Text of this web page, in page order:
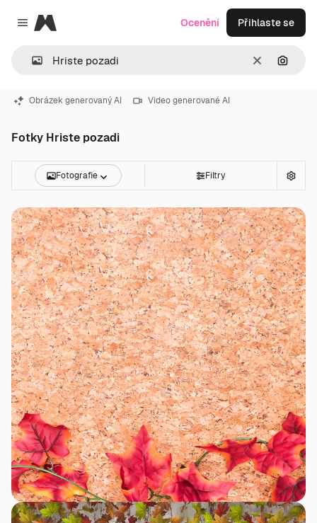
Close menu
Magnific
ZrušitHledat
Ocenění Přihlaste se
Obrázek generovaný AI Video generované AI
Fotky Hriste pozadi
Fotografie Filtry